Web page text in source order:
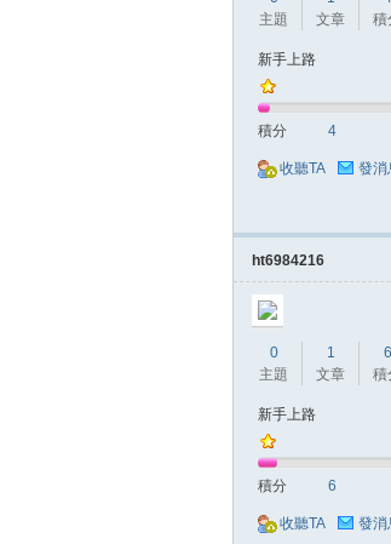
主題
文章
積
新手上路
積分 4
收聽TA 發消
ht6984216
0
主題
1
文章
6
積
新手上路
積分 6
收聽TA 發消